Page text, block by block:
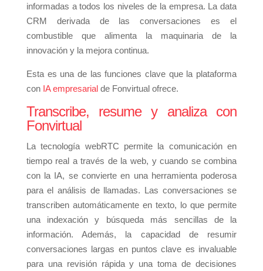
informadas a todos los niveles de la empresa. La data
CRM derivada de las conversaciones es el
combustible que alimenta la maquinaria de la
innovación y la mejora continua.
Esta es una de las funciones clave que la plataforma
con IA empresarial de Fonvirtual ofrece.
Transcribe, resume y analiza con
Fonvirtual
La tecnología webRTC permite la comunicación en
tiempo real a través de la web, y cuando se combina
con la IA, se convierte en una herramienta poderosa
para el análisis de llamadas. Las conversaciones se
transcriben automáticamente en texto, lo que permite
una indexación y búsqueda más sencillas de la
información. Además, la capacidad de resumir
conversaciones largas en puntos clave es invaluable
para una revisión rápida y una toma de decisiones